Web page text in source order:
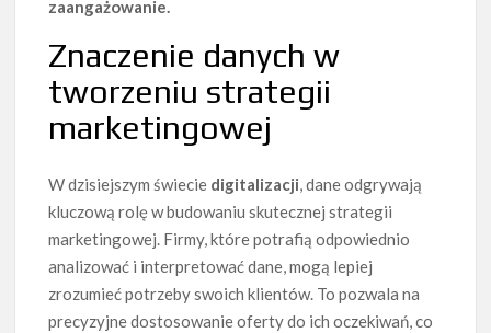
zaangażowanie.
Znaczenie danych w
tworzeniu strategii
marketingowej
W dzisiejszym świecie digitalizacji, dane odgrywają
kluczową rolę w budowaniu skutecznej strategii
marketingowej. Firmy, które potrafią odpowiednio
analizować i interpretować dane, mogą lepiej
zrozumieć potrzeby swoich klientów. To pozwala na
precyzyjne dostosowanie oferty do ich oczekiwań, co